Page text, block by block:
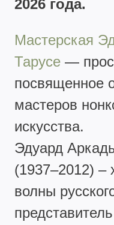
2026 года.
Мастерская
Тарусе —
посвященное
мастеров
искусства.
Эдуард
(1937–2012) –
волны
представитель